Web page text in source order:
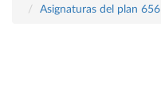
Asignaturas del plan 656